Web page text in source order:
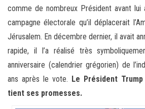
comme de nombreux Président avant
campagne électorale qu’il déplacerait
Jérusalem. En décembre dernier, il avait
rapide, il l’a réalisé très
anniversaire (calendrier grégorien) de
ans après le vote. Le Président
tient ses promesses.